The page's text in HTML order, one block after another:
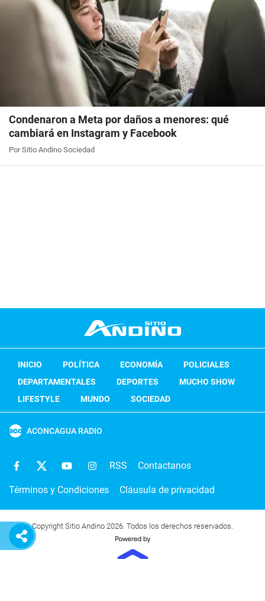
Condenaron a Meta por daños a menores: qué
cambiará en Instagram y Facebook
Por Sitio Andino Sociedad
INICIO POLÍTICA ECONOMÍA
POLICIALES
DEPARTAMENTALES
DEPORTES
MUCHO SHOW
LIFESTYLE
MUNDO SOCIEDAD
ACONCAGUA RADIO
RSS Contactanos
Términos y Condiciones Cláusula de privacidad
Copyright Sitio Andino 2026. Todos los derechos reservados.